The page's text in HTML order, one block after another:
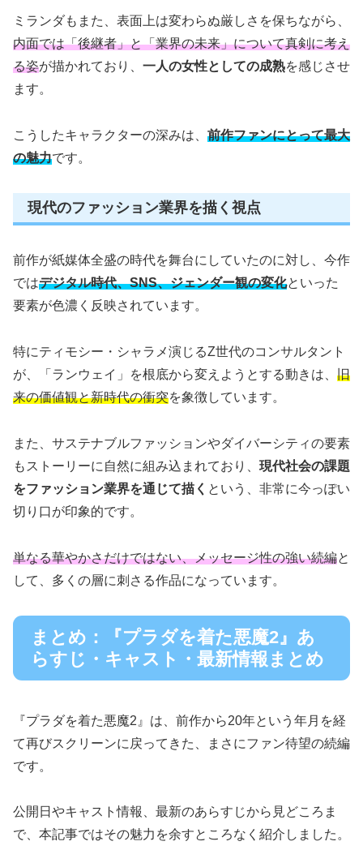
ミランダもまた、表面上は変わらぬ厳しさを保ちながら、
内面では「後継者」と「業界の未来」について真剣に考え
る姿が描かれており、 一人の女性としての成熟を感じさせ
ます。
こうしたキャラクターの深みは、 前作ファンにとって最大
の魅力です。
現代のファッション業界を描く視点
前作が紙媒体全盛の時代を舞台にしていたのに対し、今作
ではデジタル時代、SNS、ジェンダー観の変化といった
要素が色濃く反映されています。
特にティモシー・シャラメ演じるZ世代のコンサルタント
が、「ランウェイ」を根底から変えようとする動きは、 旧
来の価値観と新時代の衝突を象徴しています。
また、サステナブルファッションやダイバーシティの要素
もストーリーに自然に組み込まれており、 現代社会の課題
をファッション業界を通じて描く という、非常に今っぽい
切り口が印象的です。
単なる華やかさだけではない、メッセージ性の強い続編と
して、多くの層に刺さる作品になっています。
まとめ：『プラダを着た悪魔2』あ
らすじ・キャスト・最新情報まとめ
『プラダを着た悪魔2』は、前作から20年という年月を経
て再びスクリーンに戻ってきた、まさにファン待望の続編
です。
公開日やキャスト情報、最新のあらすじから見どころま
で、本記事ではその魅力を余すところなく紹介しました。